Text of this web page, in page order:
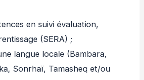
en suivi évaluation,
(SERA) ;
langue locale (Bambara,
Sonrhaï, Tamasheq et/ou